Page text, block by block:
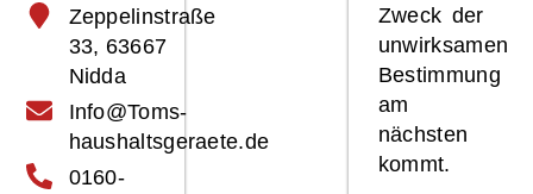
Zeppelinstraße
33, 63667
Nidda
Info@Toms-
haushaltsgeraete.de
0160-
Zweck der
unwirksamen
Bestimmung
am
nächsten
kommt.